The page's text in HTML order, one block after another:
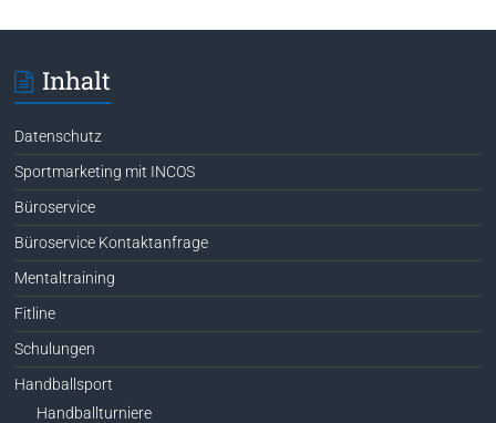
Inhalt
Datenschutz
Sportmarketing mit INCOS
Büroservice
Büroservice Kontaktanfrage
Mentaltraining
Fitline
Schulungen
Handballsport
Handballturniere